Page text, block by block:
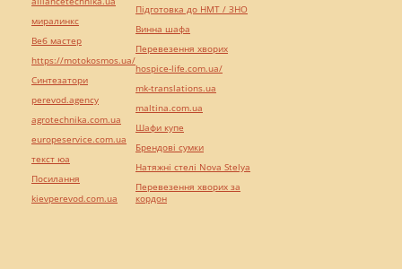
миралинкс
Веб мастер
https://motokosmos.ua/
Синтезатори
perevod.agency
agrotechnika.com.ua
europeservice.com.ua
текст юа
Посилання
kievperevod.com.ua
Підготовка до НМТ / ЗНО
Винна шафа
Перевезення хворих
hospice-life.com.ua/
mk-translations.ua
maltina.com.ua
Шафи купе
Брендові сумки
Натяжні стелі Nova Stelya
Перевезення хворих за
кордон